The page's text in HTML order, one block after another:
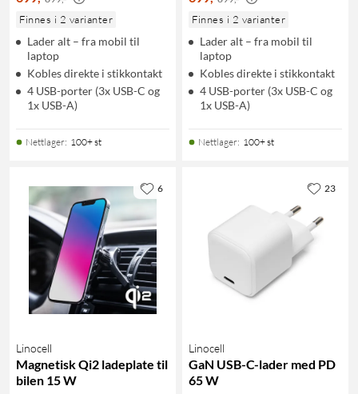
Finnes i 2 varianter
Lader alt – fra mobil til
laptop
Kobles direkte i stikkontakt
4 USB-porter (3x USB-C og
1x USB-A)
Nettlager: 100+ st
Finnes i 2 varianter
Lader alt – fra mobil til
laptop
Kobles direkte i stikkontakt
4 USB-porter (3x USB-C og
1x USB-A)
Nettlager: 100+ st
Linocell
Magnetisk Qi2 ladeplate til
bilen 15 W
6
Linocell
GaN USB-C-lader med PD
65 W
23